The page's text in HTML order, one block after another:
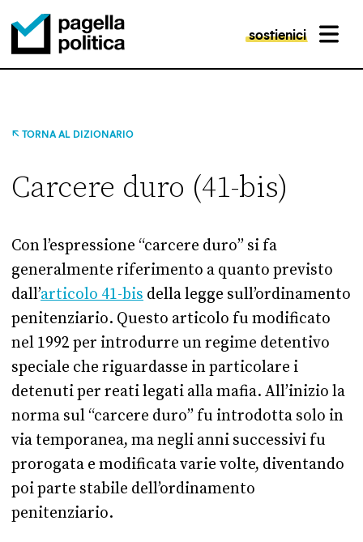
Pagella Politica Logo
sostienici MENU
TORNA AL DIZIONARIO
Carcere duro (41-bis)
Con l’espressione “carcere duro” si fa
generalmente riferimento a quanto previsto
dall’articolo 41-bis della legge sull’ordinamento
penitenziario. Questo articolo fu modificato
nel 1992 per introdurre un regime detentivo
speciale che riguardasse in particolare i
detenuti per reati legati alla mafia. All’inizio la
norma sul “carcere duro” fu introdotta solo in
via temporanea, ma negli anni successivi fu
prorogata e modificata varie volte, diventando
poi parte stabile dell’ordinamento
penitenziario.